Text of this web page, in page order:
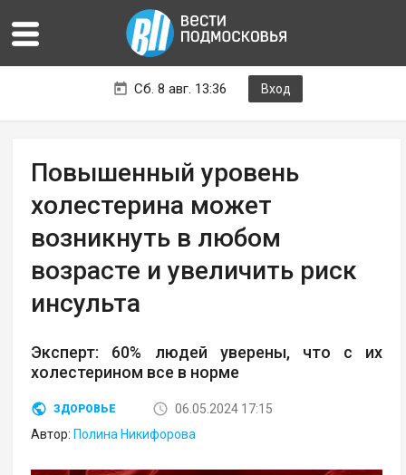
Сб. 8 авг. 13:36 Вход
Повышенный уровень
холестерина может
возникнуть в любом
возрасте и увеличить риск
инсульта
Эксперт: 60% людей уверены, что с их
холестерином все в норме
ЗДОРОВЬЕ
06.05.2024 17:15
Автор: Полина Никифорова